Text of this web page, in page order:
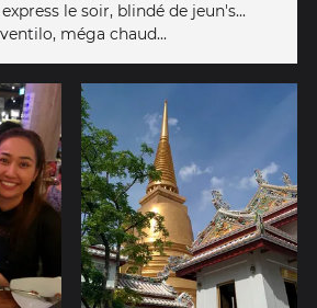
le soir, blindé de jeun's...
méga chaud...